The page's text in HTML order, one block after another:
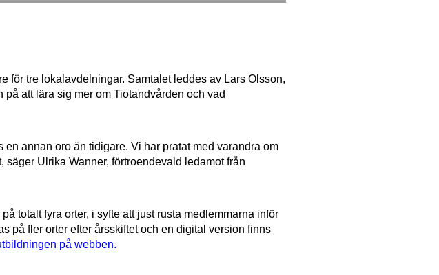
för tre lokalavdelningar. Samtalet leddes av Lars Olsson,
att lära sig mer om Tiotandvården och vad
annan oro än tidigare. Vi har pratat med varandra om
Ulrika Wanner, förtroendevald ledamot från
totalt fyra orter, i syfte att just rusta medlemmarna inför
på fler orter efter årsskiftet och en digital version finns
på webben.